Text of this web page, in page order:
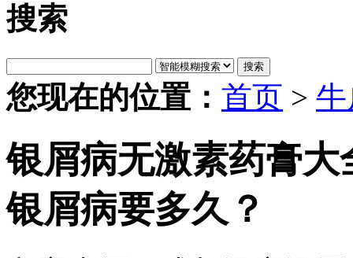
搜索
搜索
您现在的位置： 首页 >
银屑病无激素药膏
银屑病要多久？